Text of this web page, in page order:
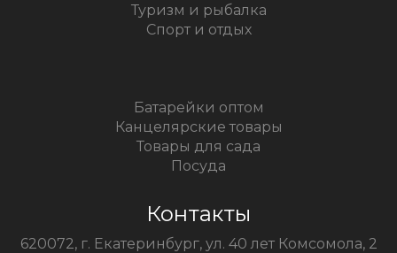
Туризм и рыбалка
Спорт и отдых
Батарейки оптом
Канцелярские товары
Товары для сада
Посуда
Контакты
620072, г. Екатеринбург, ул. 40 лет Комсомола, 2